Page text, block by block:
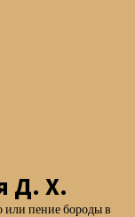
Д. Х.
или пение бороды в